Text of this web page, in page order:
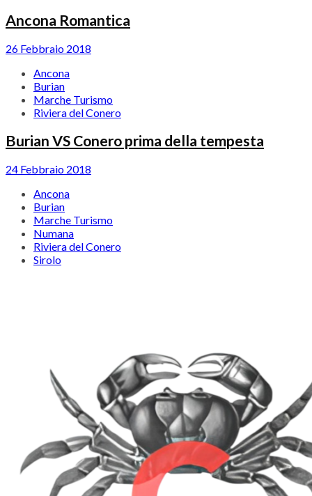
Ancona Romantica
26 Febbraio 2018
Ancona
Burian
Marche Turismo
Riviera del Conero
Burian VS Conero prima della tempesta
24 Febbraio 2018
Ancona
Burian
Marche Turismo
Numana
Riviera del Conero
Sirolo